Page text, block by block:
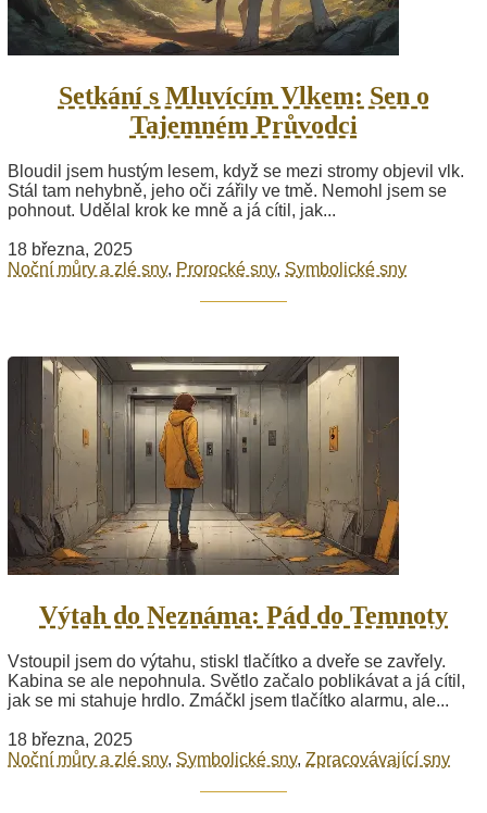
Setkání s Mluvícím Vlkem: Sen o
Tajemném Průvodci
Bloudil jsem hustým lesem, když se mezi stromy objevil vlk.
Stál tam nehybně, jeho oči zářily ve tmě. Nemohl jsem se
pohnout. Udělal krok ke mně a já cítil, jak...
18 března, 2025
Noční můry a zlé sny, Prorocké sny, Symbolické sny
Výtah do Neznáma: Pád do Temnoty
Vstoupil jsem do výtahu, stiskl tlačítko a dveře se zavřely.
Kabina se ale nepohnula. Světlo začalo poblikávat a já cítil,
jak se mi stahuje hrdlo. Zmáčkl jsem tlačítko alarmu, ale...
18 března, 2025
Noční můry a zlé sny, Symbolické sny, Zpracovávající sny